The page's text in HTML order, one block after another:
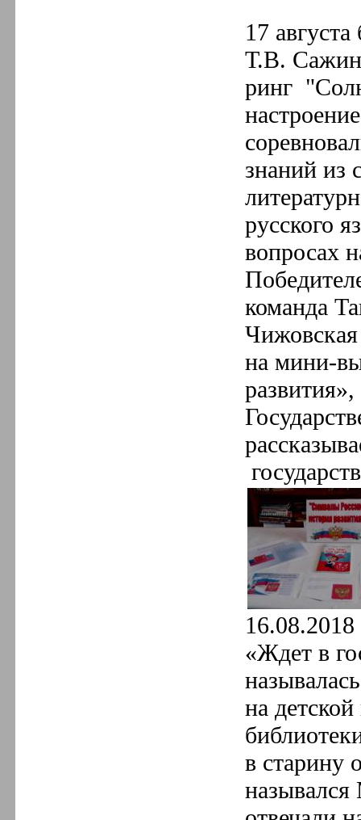
17
Т.В.
ринг
знаний из
русского
вопросах
команда
Чижовская
на мини-
16.08.2018
«Ждет в
на
в старину
назывался